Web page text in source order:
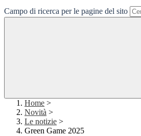
Campo di ricerca per le pagine del sito
Home >
Novità >
Le notizie >
Green Game 2025